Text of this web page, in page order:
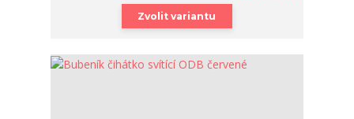
Zvolit variantu